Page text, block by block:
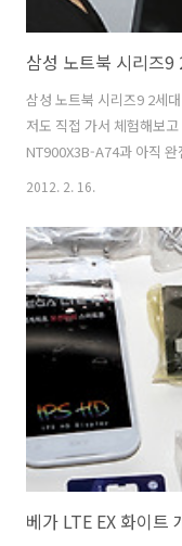
삼성 노트북 시리즈9
삼성 노트북 시리즈9 2세
저도 직접 가서 체험해보
NT900X3B-A74과 아직
을 미리 만져 볼 수 있었는
습니다. 프리미엄이라는
온것이 주목할 점이네요.
노트북 뉴시리즈9 벤치마
기 13.3인치 15인치
13.3 인치와 15인치 모델
2012. 2. 16.
베가 LTE EX 화이트